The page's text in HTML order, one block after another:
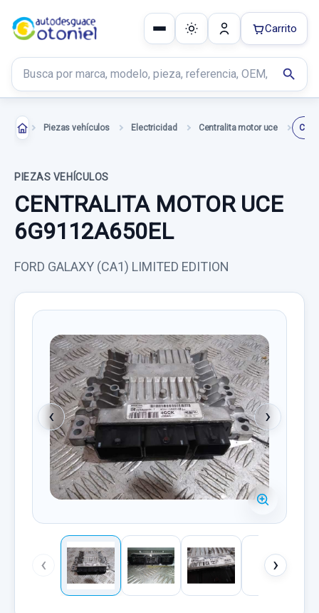
Buscar productos
search
Carrito
Piezas vehículos Electricidad Centralita motor uce
PIEZAS VEHÍCULOS
CENTRALITA MOTOR UCE
6G9112A650EL
FORD GALAXY (CA1) LIMITED EDITION
‹ ›
‹ ›